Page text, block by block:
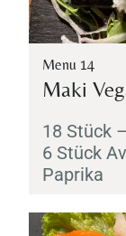
Menu 14
Maki
18 Stück
6 Stück
Paprika